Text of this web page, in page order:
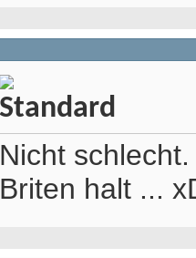
Nicht
Briten halt ...